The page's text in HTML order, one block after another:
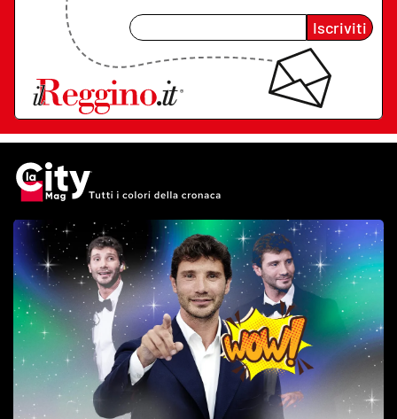
Iscriviti